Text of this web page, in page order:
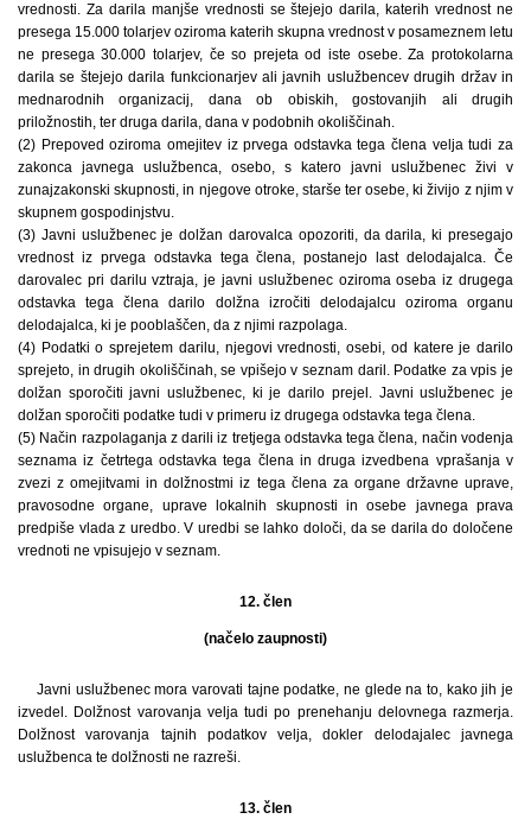
vrednosti. Za darila manjše vrednosti se štejejo darila, katerih vrednost ne
presega 15.000 tolarjev oziroma katerih skupna vrednost v posameznem letu
ne presega 30.000 tolarjev, če so prejeta od iste osebe. Za protokolarna
darila se štejejo darila funkcionarjev ali javnih uslužbencev drugih držav in
mednarodnih organizacij, dana ob obiskih, gostovanjih ali drugih
priložnostih, ter druga darila, dana v podobnih okoliščinah.
(2) Prepoved oziroma omejitev iz prvega odstavka tega člena velja tudi za
zakonca javnega uslužbenca, osebo, s katero javni uslužbenec živi v
zunajzakonski skupnosti, in njegove otroke, starše ter osebe, ki živijo z njim v
skupnem gospodinjstvu.
(3) Javni uslužbenec je dolžan darovalca opozoriti, da darila, ki presegajo
vrednost iz prvega odstavka tega člena, postanejo last delodajalca. Če
darovalec pri darilu vztraja, je javni uslužbenec oziroma oseba iz drugega
odstavka tega člena darilo dolžna izročiti delodajalcu oziroma organu
delodajalca, ki je pooblaščen, da z njimi razpolaga.
(4) Podatki o sprejetem darilu, njegovi vrednosti, osebi, od katere je darilo
sprejeto, in drugih okoliščinah, se vpišejo v seznam daril. Podatke za vpis je
dolžan sporočiti javni uslužbenec, ki je darilo prejel. Javni uslužbenec je
dolžan sporočiti podatke tudi v primeru iz drugega odstavka tega člena.
(5) Način razpolaganja z darili iz tretjega odstavka tega člena, način vodenja
seznama iz četrtega odstavka tega člena in druga izvedbena vprašanja v
zvezi z omejitvami in dolžnostmi iz tega člena za organe državne uprave,
pravosodne organe, uprave lokalnih skupnosti in osebe javnega prava
predpiše vlada z uredbo. V uredbi se lahko določi, da se darila do določene
vrednoti ne vpisujejo v seznam.
12. člen
(načelo zaupnosti)
Javni uslužbenec mora varovati tajne podatke, ne glede na to, kako jih je
izvedel. Dolžnost varovanja velja tudi po prenehanju delovnega razmerja.
Dolžnost varovanja tajnih podatkov velja, dokler delodajalec javnega
uslužbenca te dolžnosti ne razreši.
13. člen